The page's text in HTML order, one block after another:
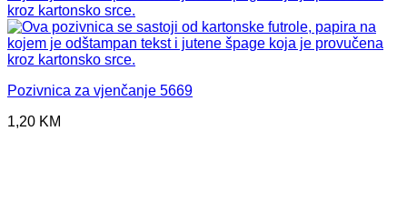
Pozivnica za vjenčanje 5669
1,20 KM